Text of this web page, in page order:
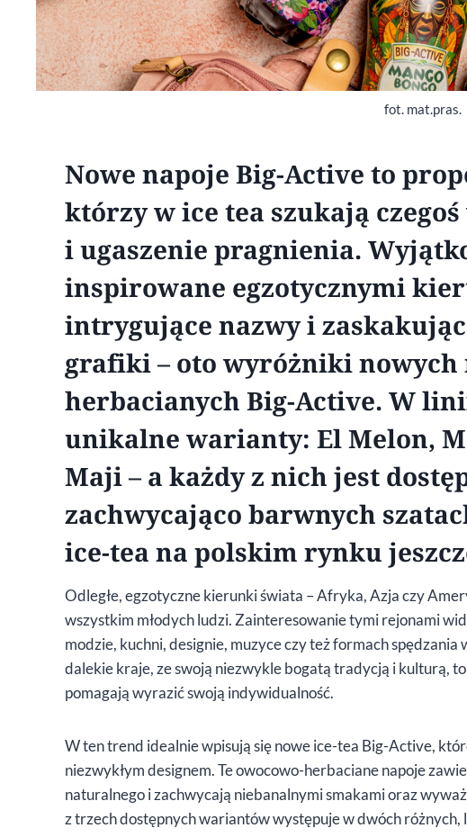
fot. mat.pras.
Nowe napoje Big-Active to
którzy w ice tea szukają
i ugaszenie pragnienia.
inspirowane egzotycznymi
intrygujące nazwy i
grafiki – oto wyróżniki nowych
herbacianych Big-Active. W
unikalne warianty: El Melon,
Maji – a każdy z nich jest
zachwycająco barwnych
ice-tea na polskim rynku
Odległe, egzotyczne kierunki świata – Afryka, Azja czy
wszystkim młodych ludzi. Zainteresowanie tymi rejonami
modzie, kuchni, designie, muzyce czy też formach
dalekie kraje, ze swoją niezwykle bogatą tradycją i kulturą,
pomagają wyrazić swoją indywidualność.
W ten trend idealnie wpisują się nowe ice-tea Big-Active,
niezwykłym designem. Te owocowo-herbaciane napoje
naturalnego i zachwycają niebanalnymi smakami oraz
z trzech dostępnych wariantów występuje w dwóch